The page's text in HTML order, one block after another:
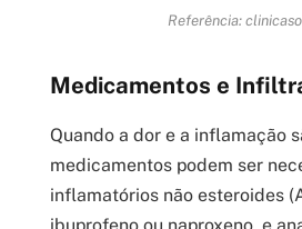
Referência:
Medicamentos e
Quando a dor e a inflamação
medicamentos podem ser
inflamatórios não esteroides
ibuprofeno ou naproxeno, e